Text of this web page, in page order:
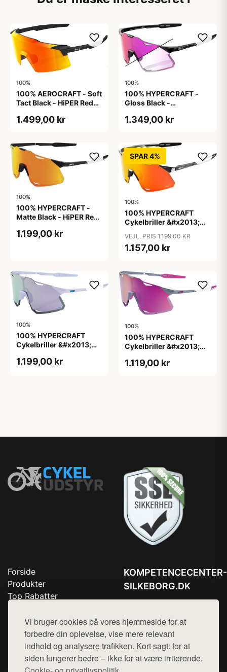
Vi bruger cookies på vores hjemmeside for at
forbedre din oplevelse, vise mere relevant
indhold og analysere trafikken. Kort sagt: for at
siden fungerer bedre – ikke for at være irriterende.
100%
100% AEROCRAFT - Soft
Tact Black - HiPER Red
1.499,00 kr
100%
100% HYPERCRAFT -
Gloss Black -
Mirror
1.349,00 kr
100%
100% HYPERCRAFT -
Matte Black - HiPER Red
1.199,00 kr
SPAR 4%
100%
100% HYPERCRAFT
Cykelbriller &#x2013;
HiPER Red Mirror Lens
VEJL. PRIS 1.199,00 KR
1.157,00 kr
100%
100% HYPERCRAFT
Cykelbriller &#x2013;
&#x2013; HiPER
1.199,00 kr
100%
100% HYPERCRAFT
Cykelbriller &#x2013;
&#x2013; Purple
1.119,00 kr
Forside
Produkter
Top Rabatter
Kontakt
KOMPETENCECENTER-
SILKEBORG.DK
Mail:hej@want.dk
Cookie- og privatlivspolitik